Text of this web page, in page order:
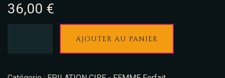
36,00 €
AJOUTER AU PANIER